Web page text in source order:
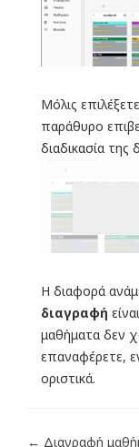
Μόλις επιλέξετε
παράθυρο
διαδικασία της
Η διαφορά
διαγραφή
μαθήματα δεν
επαναφέρετε,
οριστικά.
← Διαγραφή